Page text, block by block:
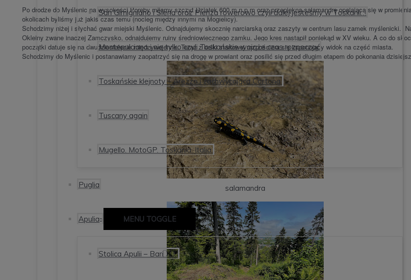
San Gimigniano i Siena oraz Pienza rowerowo czyli dalej jesteśmy w Toskanii…
Montepulciano i nie tylko czyli Toskańskie wojaże czas rozpocząć
Toskańskie klejnoty – Arezzo i zachwycająca Cortona.
Tuscany again
Mugello. MotoGP. Toskania. Italia.
Puglia
Apulia MENU TOGGLE
Stolica Apulii – Bari🇮🇹
Po drodze do Myślenic na wysokości Poręby mijamy szczyt Działek 600 m.n.p.m oraz przepiękną salamandrę opalającą się w
okolicach byliśmy już jakiś czas temu (nocleg między innymi na Mogielicy).
Schodzimy niżej i słychać gwar miejski Myślenic. Odnajdujemy skocznię narciarską oraz zaszyty w centrum lasu zamek myślenicki.
Okleiny zwane inaczej Zamczysko, odnajdujemy ruiny średniowiecznego zamku. Jego kres nastąpił poniekąd w XV wieku. A co do
początki datuje się na dwudziestolecie międzywojenne. Teraz z belki startowej rozpościera się imponujący widok na część miasta.
Schodzimy do Myślenic i postanawiamy zaopatrzyć się na drogę w prowiant oraz posilić się przed długim etapem do pokonania
salamandra